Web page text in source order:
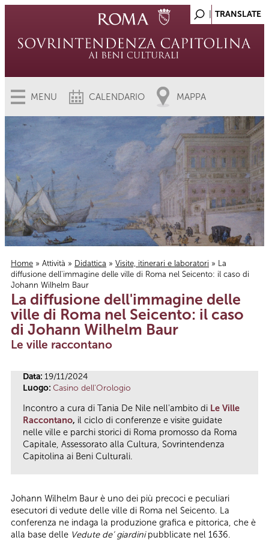
MENU CALENDARIO MAPPA
Tu sei qui
Home » Attività » Didattica » Visite, itinerari e laboratori » La
diffusione dell'immagine delle ville di Roma nel Seicento: il caso di
Johann Wilhelm Baur
La diffusione dell'immagine delle
ville di Roma nel Seicento: il caso
di Johann Wilhelm Baur
Le ville raccontano
Data: 19/11/2024
Luogo: Casino dell'Orologio
Incontro a cura di Tania De Nile nell'ambito di Le Ville
Raccontano, il ciclo di conferenze e visite guidate
nelle ville e parchi storici di Roma promosso da Roma
Capitale, Assessorato alla Cultura, Sovrintendenza
Capitolina ai Beni Culturali.
Johann Wilhelm Baur è uno dei più precoci e peculiari
esecutori di vedute delle ville di Roma nel Seicento. La
conferenza ne indaga la produzione grafica e pittorica, che è
alla base delle Vedute de’ giardinipubblicate nel 1636.